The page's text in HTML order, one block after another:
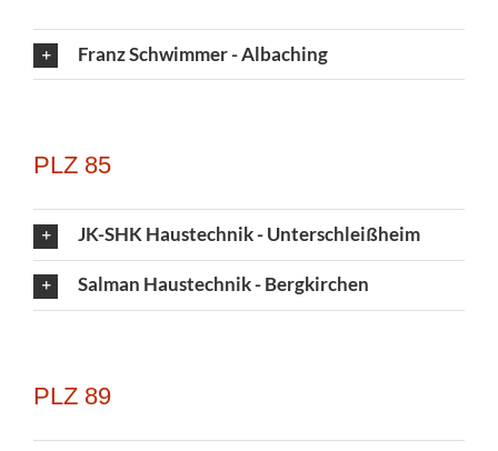
Franz Schwimmer - Albaching
PLZ 85
JK-SHK Haustechnik - Unterschleißheim
Salman Haustechnik - Bergkirchen
PLZ 89